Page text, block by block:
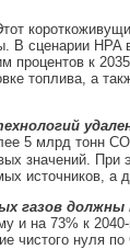
В сценарии
процентов к
топлива, а
5 млрд тонн CO
значений. При
источников,
газов должны
и на 73% к
чистого нуля по